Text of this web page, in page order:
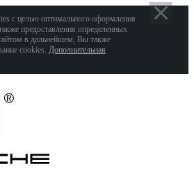
с целью оптимального оформления
предоставления определенных
в дальнейшем, Вы также
cookies. Дополнительная